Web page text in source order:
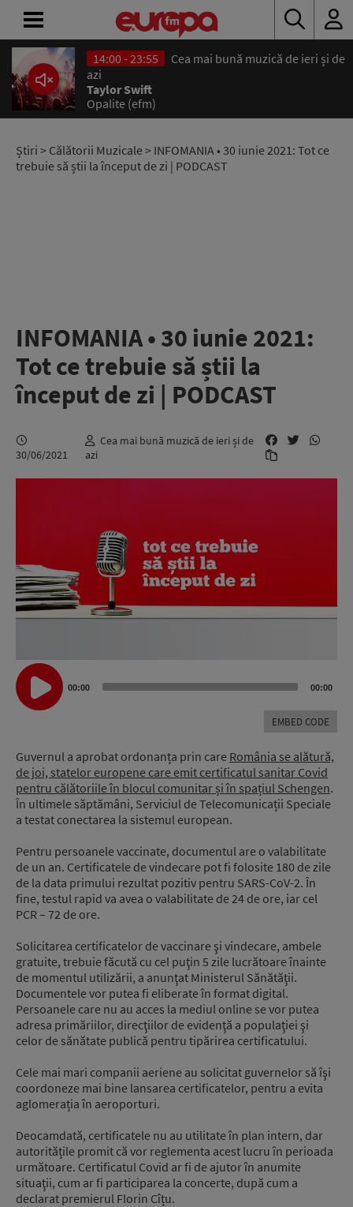
14:00 - 23:55
Cea mai bună muzică de ieri și de
azi
Taylor Swift
Opalite (efm)
Știri > Călătorii Muzicale> INFOMANIA • 30 iunie 2021: Tot ce
trebuie să știi la început de zi | PODCAST
INFOMANIA • 30 iunie 2021:
Tot ce trebuie să știi la
început de zi | PODCAST
30/06/2021
Cea mai bună muzică de ieri și de
azi
Audio
Player
00:00 00:00
EMBED CODE
Guvernul a aprobat ordonanța prin care România se alătură,
de joi, statelor europene care emit certificatul sanitar Covid
pentru călătoriile în blocul comunitar și în spațiul Schengen.
În ultimele săptămâni, Serviciul de Telecomunicații Speciale
a testat conectarea la sistemul european.
Pentru persoanele vaccinate, documentul are o valabilitate
de un an. Certificatele de vindecare pot fi folosite 180 de zile
de la data primului rezultat pozitiv pentru SARS-CoV-2. În
fine, testul rapid va avea o valabilitate de 24 de ore, iar cel
PCR – 72 de ore.
Solicitarea certificatelor de vaccinare şi vindecare, ambele
gratuite, trebuie făcută cu cel puţin 5 zile lucrătoare înainte
de momentul utilizării, a anunţat Ministerul Sănătăţii.
Documentele vor putea fi eliberate în format digital.
Persoanele care nu au acces la mediul online se vor putea
adresa primăriilor, direcţiilor de evidenţă a populaţiei şi
celor de sănătate publică pentru tipărirea certificatului.
Cele mai mari companii aeriene au solicitat guvernelor să îşi
coordoneze mai bine lansarea certificatelor, pentru a evita
aglomerația în aeroporturi.
Deocamdată, certificatele nu au utilitate în plan intern, dar
autoritățile promit că vor reglementa acest lucru în perioada
următoare. Certificatul Covid ar fi de ajutor în anumite
situaţii, cum ar fi participarea la concerte, după cum a
declarat premierul Florin Cîțu.
ACASĂ
ȘTIRI
RADIO